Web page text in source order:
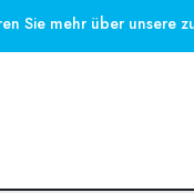
Sie mehr über unsere